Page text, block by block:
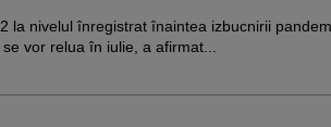
la nivelul înregistrat înaintea izbucnirii
vor relua în iulie, a afirmat...